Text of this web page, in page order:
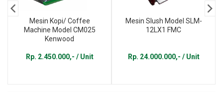
Mesin Kopi/ Coffee
Machine Model CM025
Kenwood
Rp. 2.450.000,- / Unit
Mesin Slush Model SLM-
12LX1 FMC
Rp. 24.000.000,- / Unit